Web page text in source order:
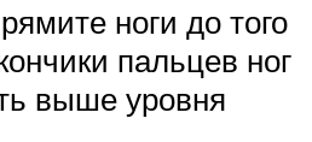
ноги до того
пальцев ног
выше уровня